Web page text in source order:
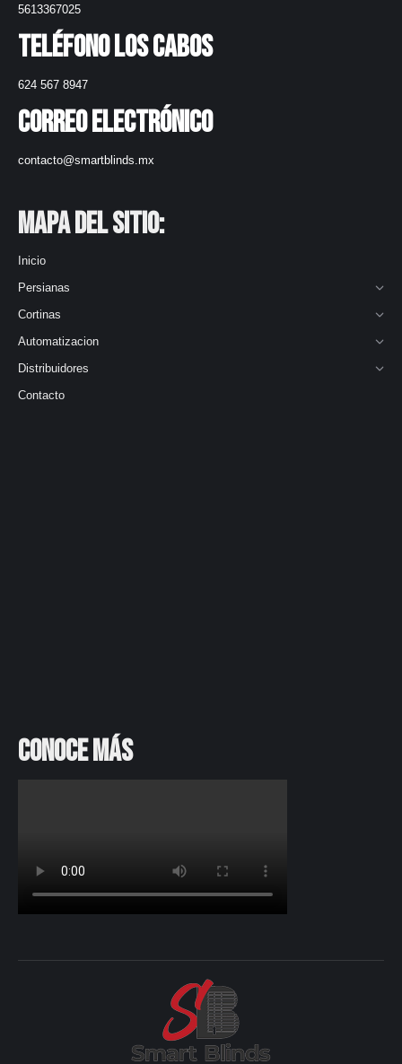
5613367025
Teléfono Los Cabos
624 567 8947
Correo electrónico
contacto@smartblinds.mx
Mapa del Sitio:
Inicio
Persianas
Cortinas
Automatizacion
Distribuidores
Contacto
Conoce más